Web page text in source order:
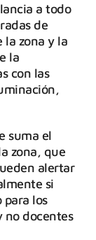
a todo
de
la zona y la
la
con las
suma el
zona, que
alertar
si
para los
no docentes